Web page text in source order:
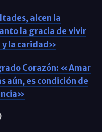
alcen la
la gracia de vivir
y la caridad»
Corazón: «Amar
aún, es condición de